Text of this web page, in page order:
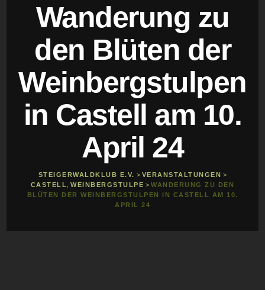
Wanderung zu
den Blüten der
Weinbergstulpen
in Castell am 10.
April 24
STEIGERWALDKLUB E.V. > VERANSTALTUNGEN >
CASTELL
,WEINBERGSTULPE >WANDERUNG ZU DEN
BLÜTEN DER WEINBERGSTULPEN IN CASTELL AM 10.
APRIL 24